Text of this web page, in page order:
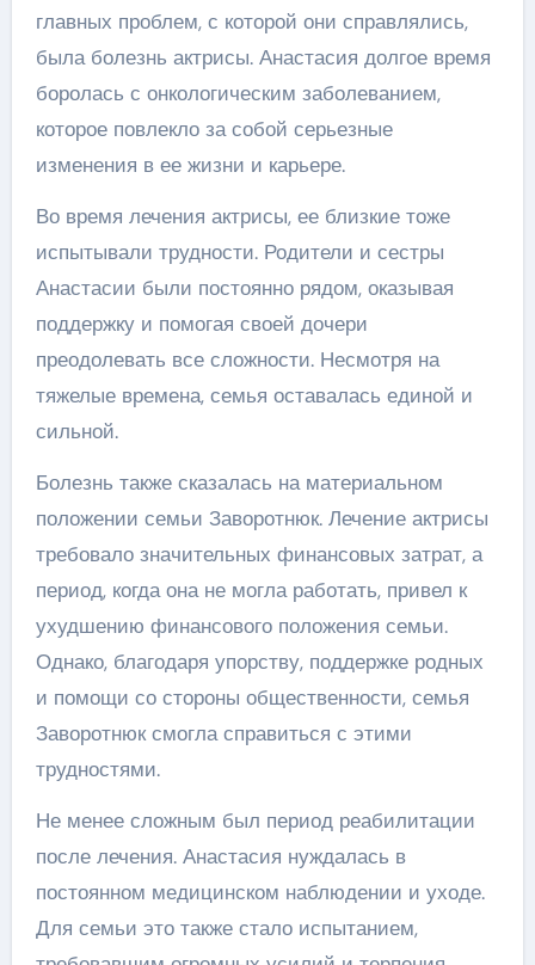
главных проблем, с которой они справлялись,
была болезнь актрисы. Анастасия долгое время
боролась с онкологическим заболеванием,
которое повлекло за собой серьезные
изменения в ее жизни и карьере.
Во время лечения актрисы, ее близкие тоже
испытывали трудности. Родители и сестры
Анастасии были постоянно рядом, оказывая
поддержку и помогая своей дочери
преодолевать все сложности. Несмотря на
тяжелые времена, семья оставалась единой и
сильной.
Болезнь также сказалась на материальном
положении семьи Заворотнюк. Лечение актрисы
требовало значительных финансовых затрат, а
период, когда она не могла работать, привел к
ухудшению финансового положения семьи.
Однако, благодаря упорству, поддержке родных
и помощи со стороны общественности, семья
Заворотнюк смогла справиться с этими
трудностями.
Не менее сложным был период реабилитации
после лечения. Анастасия нуждалась в
постоянном медицинском наблюдении и уходе.
Для семьи это также стало испытанием,